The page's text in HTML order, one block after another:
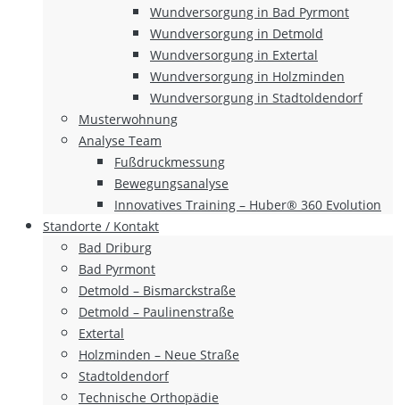
Wundversorgung in Bad Pyrmont
Wundversorgung in Detmold
Wundversorgung in Extertal
Wundversorgung in Holzminden
Wundversorgung in Stadtoldendorf
Musterwohnung
Analyse Team
Fußdruckmessung
Bewegungsanalyse
Innovatives Training – Huber® 360 Evolution
Standorte / Kontakt
Bad Driburg
Bad Pyrmont
Detmold – Bismarckstraße
Detmold – Paulinenstraße
Extertal
Holzminden – Neue Straße
Stadtoldendorf
Technische Orthopädie